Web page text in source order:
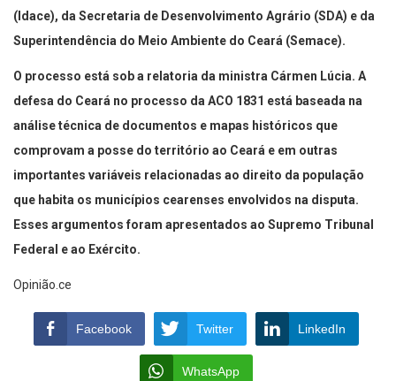
(Idace), da Secretaria de Desenvolvimento Agrário (SDA) e da
Superintendência do Meio Ambiente do Ceará (Semace).
O processo está sob a relatoria da ministra Cármen Lúcia. A
defesa do Ceará no processo da ACO 1831 está baseada na
análise técnica de documentos e mapas históricos que
comprovam a posse do território ao Ceará e em outras
importantes variáveis relacionadas ao direito da população
que habita os municípios cearenses envolvidos na disputa.
Esses argumentos foram apresentados ao Supremo Tribunal
Federal e ao Exército.
Opinião.ce
Facebook Twitter LinkedIn
WhatsApp